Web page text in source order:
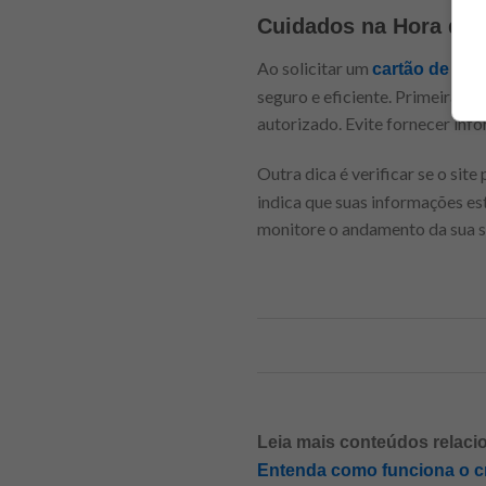
Cuidados na Hora
Ao solicitar um cartão de
seguro e eficiente.
autorizado. Evite fornecer
Outra dica é verificar se o site
indica que suas informações
monitore o andamento da sua
Leia mais conteúdos
Entenda como funciona o